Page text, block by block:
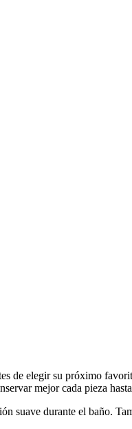
de elegir su próximo
mejor cada pieza
suave durante el baño.